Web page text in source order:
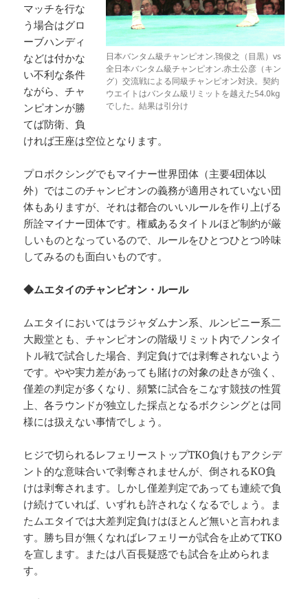
日本バンタム級チャンピオン.鴇俊之（目黒）vs
全日本バンタム級チャンピオン.赤土公彦（キン
グ）交流戦による同級チャンピオン対決。契約
ウエイトはバンタム級リミットを越えた54.0kg
でした。結果は引分け
マッチを行な
う場合はグロ
ーブハンディ
などは付かな
い不利な条件
ながら、チャ
ンピオンが勝
てば防衛、負
ければ王座は空位となります。
プロボクシングでもマイナー世界団体（主要4団体以
外）ではこのチャンピオンの義務が適用されていない団
体もありますが、それは都合のいいルールを作り上げる
所詮マイナー団体です。権威あるタイトルほど制約が厳
しいものとなっているので、ルールをひとつひとつ吟味
してみるのも面白いものです。
◆ムエタイのチャンピオン・ルール
ムエタイにおいてはラジャダムナン系、ルンピニー系二
大殿堂とも、チャンピオンの階級リミット内でノンタイ
トル戦で試合した場合、判定負けでは剥奪されないよう
です。やや実力差があっても賭けの対象の赴きが強く、
僅差の判定が多くなり、頻繁に試合をこなす競技の性質
上、各ラウンドが独立した採点となるボクシングとは同
様には扱えない事情でしょう。
ヒジで切られるレフェリーストップTKO負けもアクシデ
ント的な意味合いで剥奪されませんが、倒されるKO負
けは剥奪されます。しかし僅差判定であっても連続で負
け続けていれば、いずれも許されなくなるでしょう。ま
たムエタイでは大差判定負けはほとんど無いと言われま
す。勝ち目が無くなればレフェリーが試合を止めてTKO
を宣します。または八百長疑惑でも試合を止められま
す。